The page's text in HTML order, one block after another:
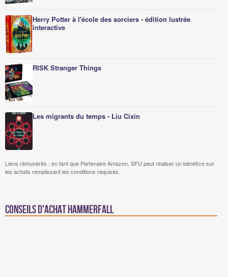
Herry Potter à l'école des sorciers - édition lustrée
interactive
RISK Stranger Things
Les migrants du temps - Liu Cixin
Liens rémunérés : en tant que Partenaire Amazon, SFU peut réaliser un bénéfice sur
les achats remplissant les conditions requises.
Conseils d'achat Hammerfall